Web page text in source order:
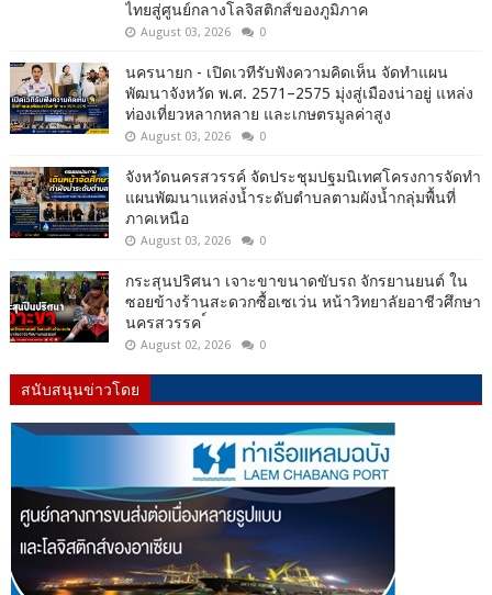
ไทยสู่ศูนย์กลางโลจิสติกส์ของภูมิภาค
August 03, 2026 0
นครนายก - เปิดเวทีรับฟังความคิดเห็น จัดทำแผน
พัฒนาจังหวัด พ.ศ. 2571–2575 มุ่งสู่เมืองน่าอยู่ แหล่ง
ท่องเที่ยวหลากหลาย และเกษตรมูลค่าสูง
August 03, 2026 0
จังหวัดนครสวรรค์ จัดประชุมปฐมนิเทศโครงการจัดทำ
แผนพัฒนาแหล่งน้ำระดับตำบลตามผังน้ำกลุ่มพื้นที่
ภาคเหนือ
August 03, 2026 0
กระสุนปริศนา เจาะขาขนาดขับรถ จักรยานยนต์ ใน
ซอยข้างร้านสะดวกซื้อเซเว่น หน้าวิทยาลัยอาชีวศึกษา
นครสวรรค ์
August 02, 2026 0
สนับสนุนข่าวโดย